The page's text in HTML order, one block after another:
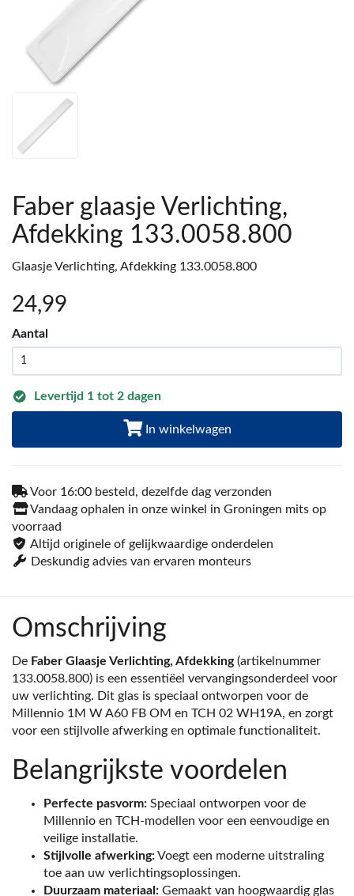
Faber glaasje Verlichting,
Afdekking 133.0058.800
Glaasje Verlichting, Afdekking 133.0058.800
24,99
Aantal
Levertijd 1 tot 2 dagen
In winkelwagen
Voor 16:00 besteld, dezelfde dag verzonden
Vandaag ophalen in onze winkel in Groningen mits op
voorraad
Altijd originele of gelijkwaardige onderdelen
Deskundig advies van ervaren monteurs
Omschrijving
De Faber Glaasje Verlichting, Afdekking(artikelnummer
133.0058.800) is een essentiëel vervangingsonderdeel voor
uw verlichting. Dit glas is speciaal ontworpen voor de
Millennio 1M W A60 FB OM en TCH 02 WH19A, en zorgt
voor een stijlvolle afwerking en optimale functionaliteit.
Belangrijkste voordelen
Perfecte pasvorm: Speciaal ontworpen voor de
Millennio en TCH-modellen voor een eenvoudige en
veilige installatie.
Stijlvolle afwerking:Voegt een moderne uitstraling
toe aan uw verlichtingsoplossingen.
Duurzaam materiaal: Gemaakt van hoogwaardig glas